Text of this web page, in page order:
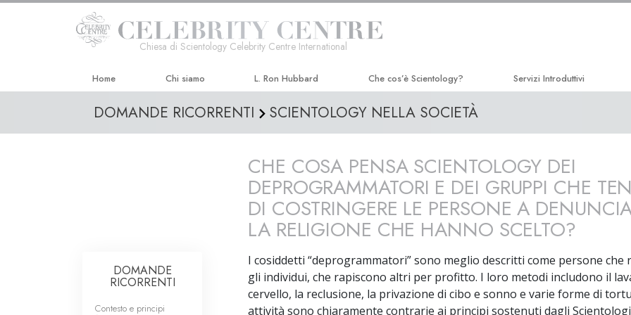
Chiesa di Scientology Celebrity Centre International
Home Chi siamo L. Ron Hubbard Che cos’è Scientology?
Credenze e pratiche
Che cosa dicono gli Scientologist
riguardo a Scientology
Incontra uno Scientologist
All’interno di una Chiesa
I Principi Fondamentali di Scientology
Un’Introduzione a Dianetics
Servizi Introduttivi
Miglioramento della Vita
Il Successo attraverso la
Comunicazione
DOMANDE RICORRENTI SCIENTOLOGY NELLA SOCIETÀ
CHE COSA PENSA SCIENTOLOGY DEI
DEPROGRAMMATORI E DEI GRUPPI CHE
DI COSTRINGERE LE PERSONE A
LA RELIGIONE CHE HANNO SCELTO?
I cosiddetti “deprogrammatori” sono meglio descritti come persone che
gli individui, che rapiscono altri per profitto. I loro metodi includono il
cervello, la reclusione, la privazione di cibo e sonno e varie forme di
attività sono chiaramente contrarie ai principi sostenuti dagli
DOMANDE
RICORRENTI
Contesto e principi